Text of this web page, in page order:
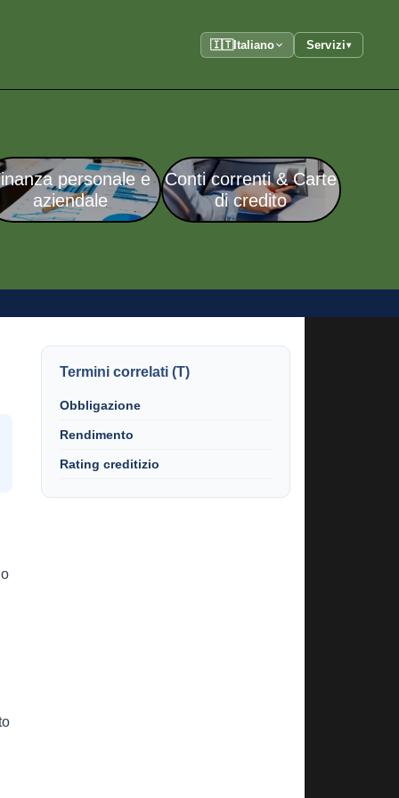
🇮🇹Italiano Servizi▾
personale e
aziendale
Conti correnti & Carte
di credito
Termini correlati (T)
Obbligazione
Rendimento
Rating creditizio